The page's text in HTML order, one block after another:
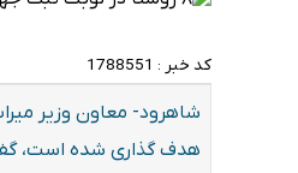
کد خبر : 1788551
شاهرود- معاون وزیر
هدف گذاری شده است، گفت: